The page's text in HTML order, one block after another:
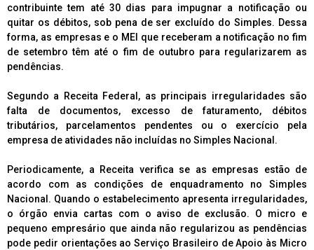
contribuinte tem até 30 dias para impugnar a notificação ou
quitar os débitos, sob pena de ser excluído do Simples. Dessa
forma, as empresas e o MEI que receberam a notificação no fim
de setembro têm até o fim de outubro para regularizarem as
pendências.
Segundo a Receita Federal, as principais irregularidades são
falta de documentos, excesso de faturamento, débitos
tributários, parcelamentos pendentes ou o exercício pela
empresa de atividades não incluídas no Simples Nacional.
Periodicamente, a Receita verifica se as empresas estão de
acordo com as condições de enquadramento no Simples
Nacional. Quando o estabelecimento apresenta irregularidades,
o órgão envia cartas com o aviso de exclusão. O micro e
pequeno empresário que ainda não regularizou as pendências
pode pedir orientações ao Serviço Brasileiro de Apoio às Micro